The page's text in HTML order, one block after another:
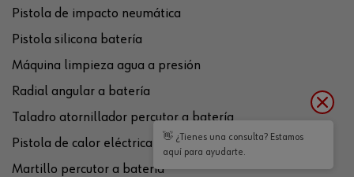
Pistola de impacto neumática
Pistola silicona batería
Máquina limpieza agua a presión
Radial angular a batería
Taladro atornillador percutor a batería
Pistola de calor eléctrica
Martillo percutor a batería
👋 ¿Tienes una consulta? Estamos
aquí para ayudarte.